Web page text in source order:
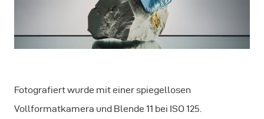
Fotografiert wurde mit einer spiegellosen
Vollformatkamera und Blende 11 bei ISO 125.